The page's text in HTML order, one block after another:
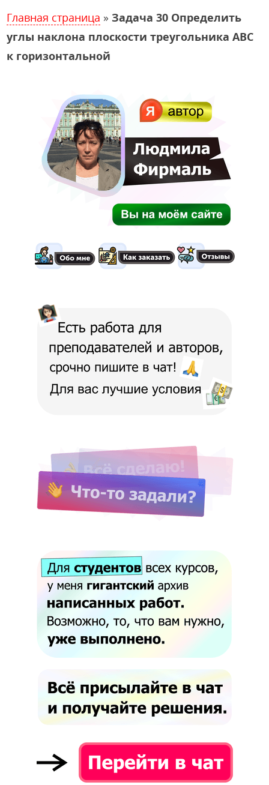
Главная страница » Задача 30 Определить
углы наклона плоскости треугольника АВС
к горизонтальной